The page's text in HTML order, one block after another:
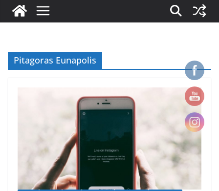
Pitagoras Eunapolis